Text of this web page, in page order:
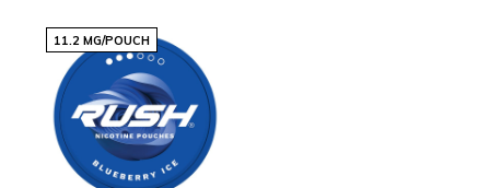
11.2 MG/POUCH